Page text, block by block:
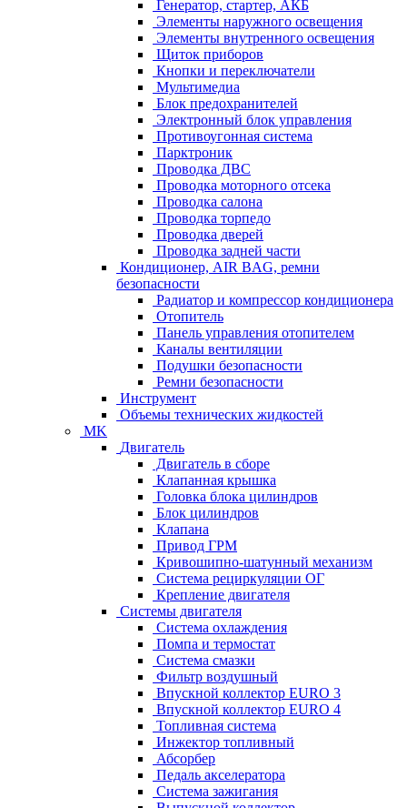
Генератор, стартер, АКБ
Элементы наружного освещения
Элементы внутренного освещения
Щиток приборов
Кнопки и переключатели
Мультимедиа
Блок предохранителей
Электронный блок управления
Противоугонная система
Парктроник
Проводка ДВС
Проводка моторного отсека
Проводка салона
Проводка торпедо
Проводка дверей
Проводка задней части
Кондиционер, AIR BAG, ремни
безопасности
Радиатор и компрессор кондиционера
Отопитель
Панель управления отопителем
Каналы вентиляции
Подушки безопасности
Ремни безопасности
Инструмент
Объемы технических жидкостей
MK
Двигатель
Двигатель в сборе
Клапанная крышка
Головка блока цилиндров
Блок цилиндров
Клапана
Привод ГРМ
Кривошипно-шатунный механизм
Система рециркуляции ОГ
Крепление двигателя
Системы двигателя
Система охлаждения
Помпа и термостат
Система смазки
Фильтр воздушный
Впускной коллектор EURO 3
Впускной коллектор EURO 4
Топливная система
Инжектор топливный
Абсорбер
Педаль акселератора
Система зажигания